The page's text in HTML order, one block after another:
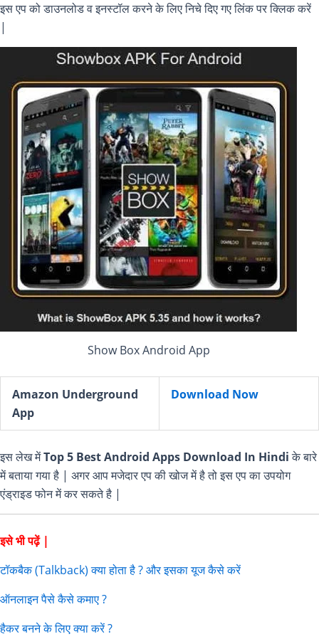
इस एप को डाउनलोड व इनस्टॉल करने के लिए निचे दिए गए लिंक पर क्लिक करें
|
Show Box Android App
Amazon Underground
App
Download Now
इस लेख मेंTop 5 Best Android Apps Download In Hindiके बारे
में बताया गया है | अगर आप मजेदार एप की खोज में है तो इस एप का उपयोग
एंड्राइड फोन में कर सकते है |
इसे भी पढ़ें |
टॉकबैक (Talkback) क्या होता है ? और इसका यूज कैसे करें
ऑनलाइन पैसे कैसे कमाए ?
हैकर बनने के लिए क्या करें ?